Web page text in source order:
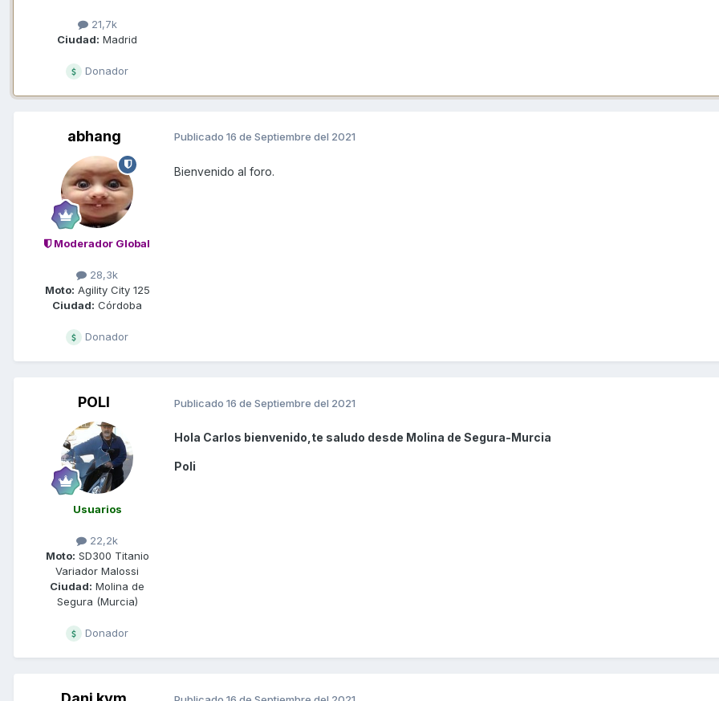
21,7k
Ciudad: Madrid
Donador
abhang
Moderador Global
28,3k
Moto: Agility City 125
Ciudad: Córdoba
Donador
Publicado 16 de Septiembre del 2021
Bienvenido al foro.
POLI
Usuarios
22,2k
Moto: SD300 Titanio
Variador Malossi
Ciudad: Molina de
Segura (Murcia)
Donador
Publicado 16 de Septiembre del 2021
Hola Carlos bienvenido,te saludo desde Molina de Segura-Murcia
Poli